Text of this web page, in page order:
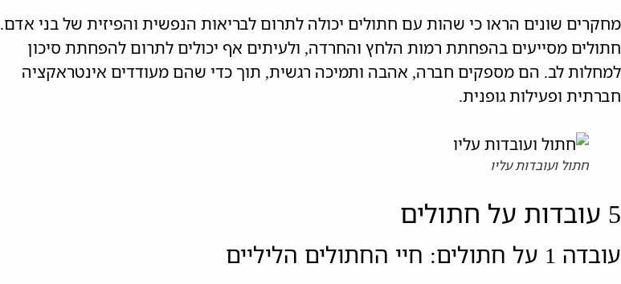
מחקרים שונים הראו כי שהות עם חתולים יכולה לתרום לבריאות הנפשית והפיזית של בני אדם.
חתולים מסייעים בהפחתת רמות הלחץ והחרדה, ולעיתים אף יכולים לתרום להפחתת סיכון
למחלות לב. הם מספקים חברה, אהבה ותמיכה רגשית, תוך כדי שהם מעודדים אינטראקציה
חברתית ופעילות גופנית.
חתול ועובדות עליו
5 עובדות על חתולים
עובדה 1 על חתולים: חיי החתולים הליליים